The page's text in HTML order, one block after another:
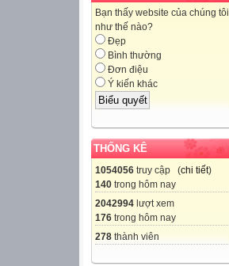
Bạn thấy website của chúng tôi
như thế nào?
Đẹp
Bình thường
Đơn điệu
Ý kiến khác
THỐNG KÊ
1054056 truy cập (chi tiết)
140 trong hôm nay
2042994 lượt xem
176 trong hôm nay
278 thành viên